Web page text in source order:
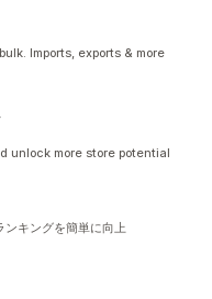
Imports, exports & more
unlock more store potential
キングを簡単に向上